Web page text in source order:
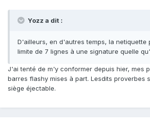
Yozz a dit :
D'ailleurs, en d'autres temps, la netiquette
limite de 7 lignes à une signature quelle
J'ai tenté de m'y conformer depuis hier, mes
barres flashy mises à part. Lesdits proverbes
siège éjectable.